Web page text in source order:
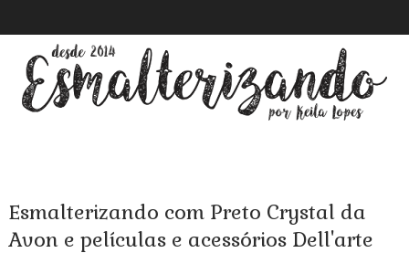
Esmalterizando com Preto Crystal da
Avon e películas e acessórios Dell'arte